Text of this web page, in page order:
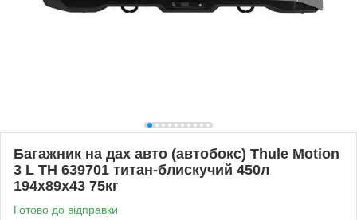
Багажник на дах авто (автобокс) Thule Motion
3 L TH 639701 титан-блискучий 450л
194х89х43 75кг
Готово до відправки